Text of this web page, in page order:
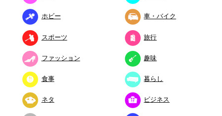
ホビー 車・バイク
スポーツ 旅行
ファッション 趣味
食事 暮らし
ネタ ビジネス